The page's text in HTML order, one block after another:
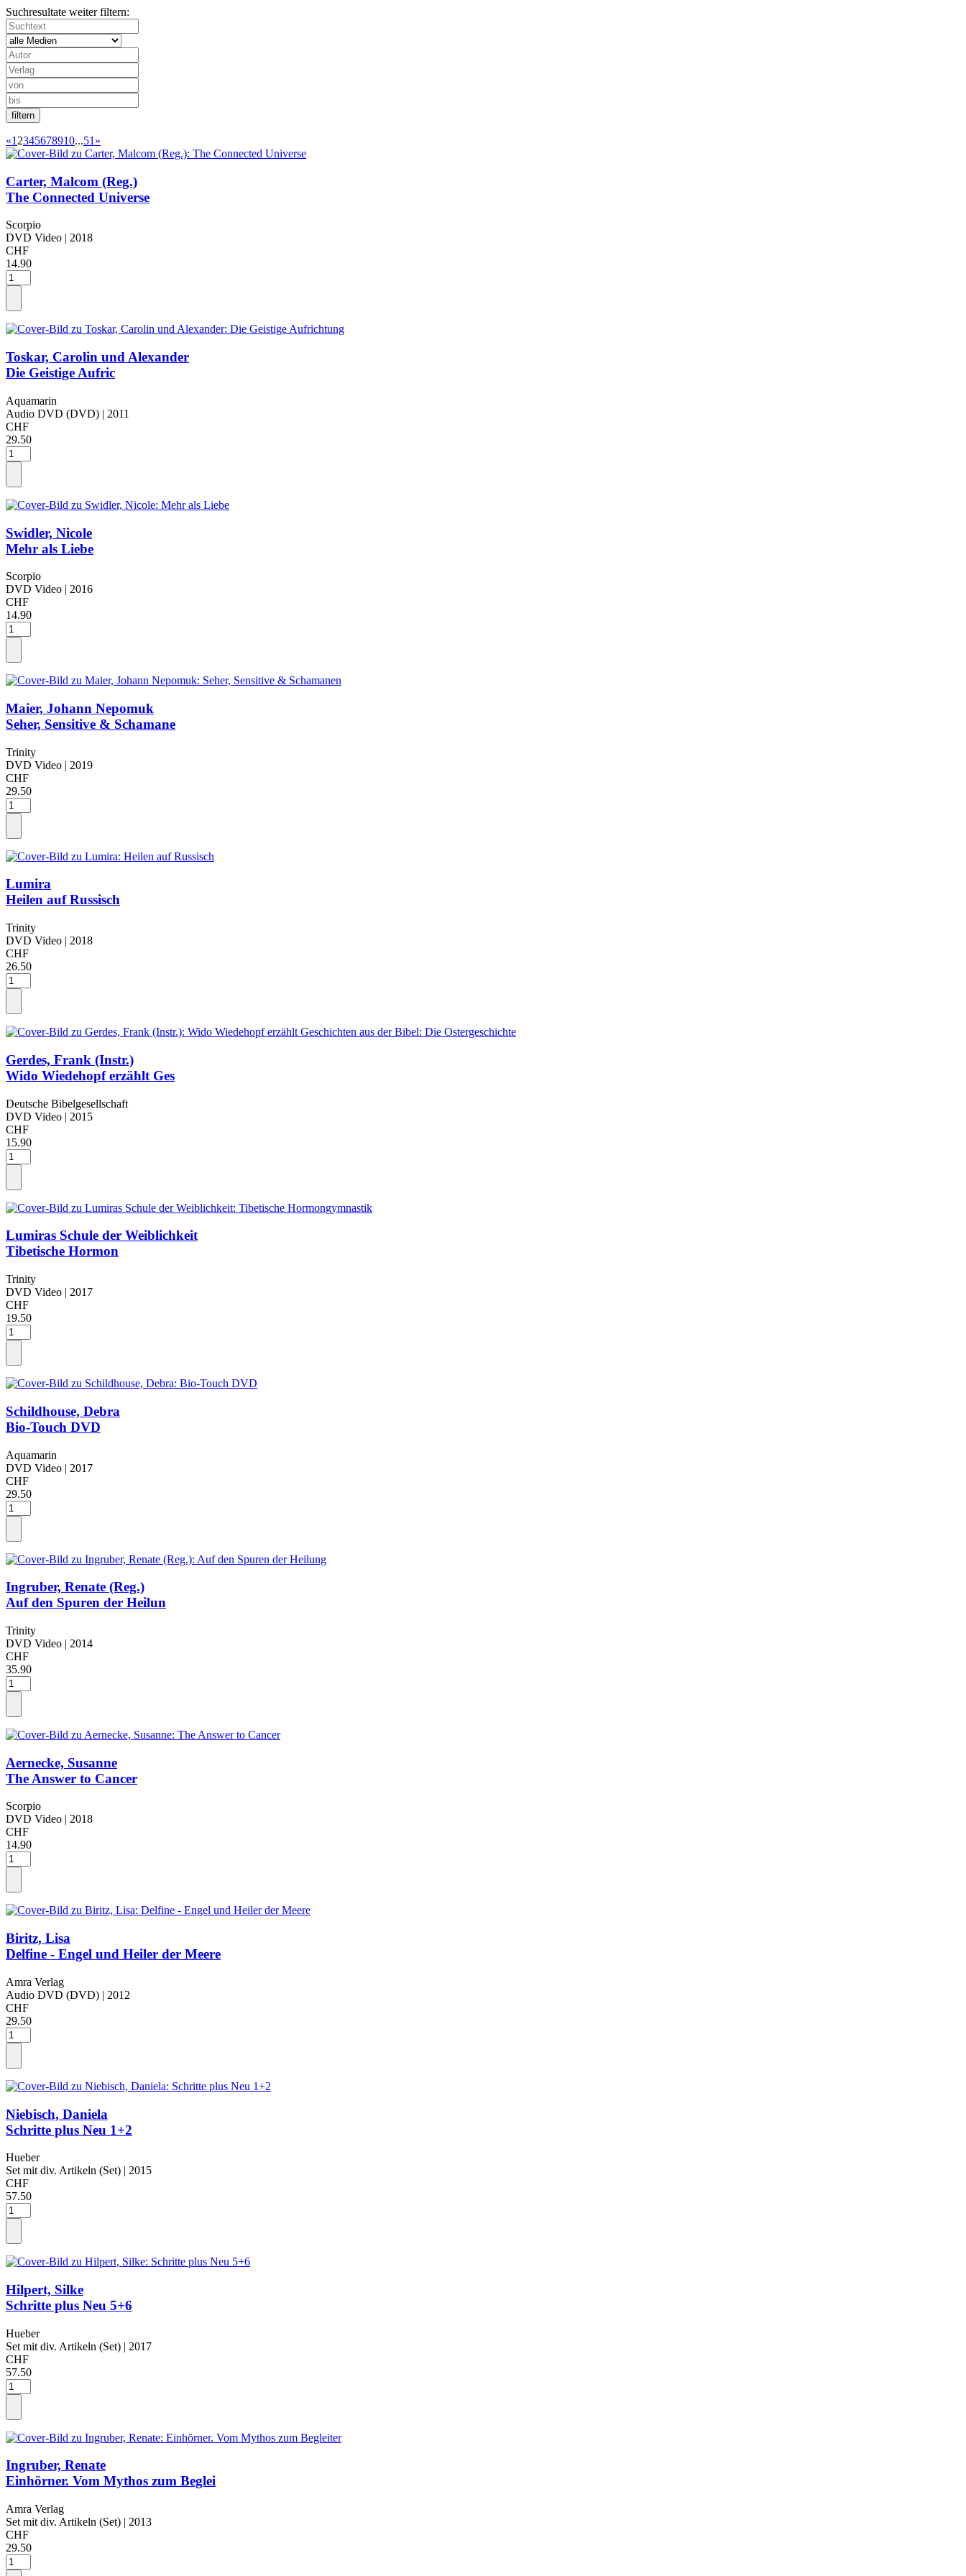
Suchresultate weiter filtern:
«1 2345678910...51 »
Carter, Malcom (Reg.)
The Connected Universe
Scorpio
DVD Video | 2018
CHF
14.90
Toskar, Carolin und Alexander
Die Geistige Aufric
Aquamarin
Audio DVD (DVD) | 2011
CHF
29.50
Swidler, Nicole
Mehr als Liebe
Scorpio
DVD Video | 2016
CHF
14.90
Maier, Johann Nepomuk
Seher, Sensitive & Schamane
Trinity
DVD Video | 2019
CHF
29.50
Lumira
Heilen auf Russisch
Trinity
DVD Video | 2018
CHF
26.50
Gerdes, Frank (Instr.)
Wido Wiedehopf erzählt Ges
Deutsche Bibelgesellschaft
DVD Video | 2015
CHF
15.90
Lumiras Schule der Weiblichkeit
Tibetische Hormon
Trinity
DVD Video | 2017
CHF
19.50
Schildhouse, Debra
Bio-Touch DVD
Aquamarin
DVD Video | 2017
CHF
29.50
Ingruber, Renate (Reg.)
Auf den Spuren der Heilun
Trinity
DVD Video | 2014
CHF
35.90
Aernecke, Susanne
The Answer to Cancer
Scorpio
DVD Video | 2018
CHF
14.90
Biritz, Lisa
Delfine - Engel und Heiler der Meere
Amra Verlag
Audio DVD (DVD) | 2012
CHF
29.50
Niebisch, Daniela
Schritte plus Neu 1+2
Hueber
Set mit div. Artikeln (Set) | 2015
CHF
57.50
Hilpert, Silke
Schritte plus Neu 5+6
Hueber
Set mit div. Artikeln (Set) | 2017
CHF
57.50
Ingruber, Renate
Einhörner. Vom Mythos zum Beglei
Amra Verlag
Set mit div. Artikeln (Set) | 2013
CHF
29.50